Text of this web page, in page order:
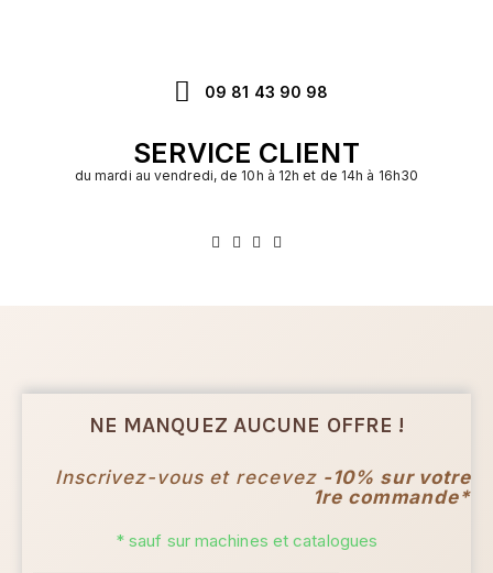
09 81 43 90 98
SERVICE CLIENT
du mardi au vendredi, de 10h à 12h et de 14h à 16h30
NE MANQUEZ AUCUNE OFFRE !
Inscrivez-vous et recevez -10% sur votre
1re commande*
* sauf sur machines et catalogues